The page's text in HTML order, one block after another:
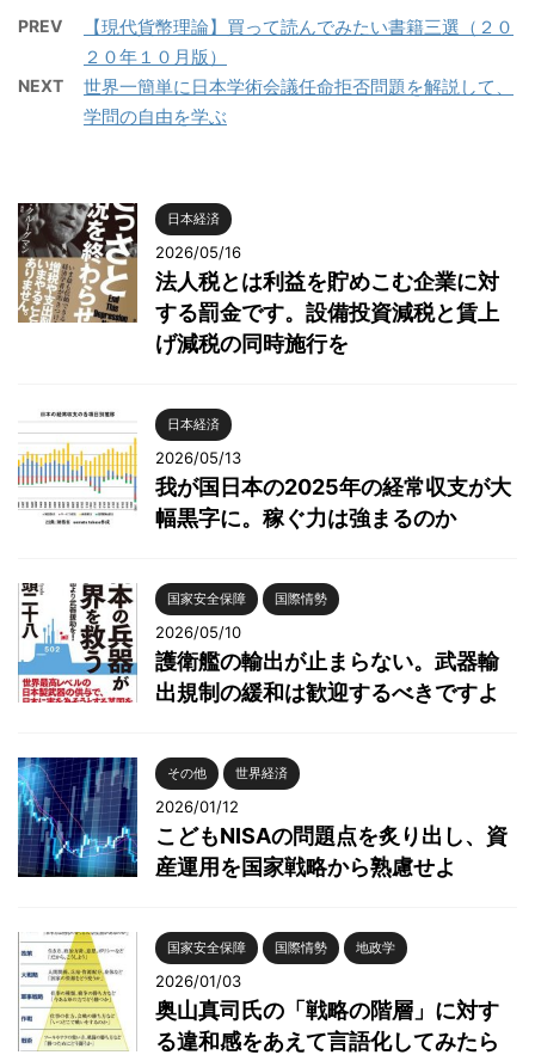
PREV
【現代貨幣理論】買って読んでみたい書籍三選（２０
２０年１０月版）
NEXT
世界一簡単に日本学術会議任命拒否問題を解説して、
学問の自由を学ぶ
日本経済
2026/05/16
法人税とは利益を貯めこむ企業に対
する罰金です。設備投資減税と賃上
げ減税の同時施行を
日本経済
2026/05/13
我が国日本の2025年の経常収支が大
幅黒字に。稼ぐ力は強まるのか
国家安全保障 国際情勢
2026/05/10
護衛艦の輸出が止まらない。武器輸
出規制の緩和は歓迎するべきですよ
その他 世界経済
2026/01/12
こどもNISAの問題点を炙り出し、資
産運用を国家戦略から熟慮せよ
国家安全保障 国際情勢 地政学
2026/01/03
奥山真司氏の「戦略の階層」に対す
る違和感をあえて言語化してみたら